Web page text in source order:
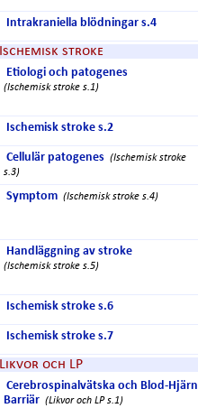
Intrakraniella blödningar s.4
Ischemisk stroke
Etiologi och patogenes
(Ischemisk stroke s.1)
Ischemisk stroke s.2
Cellulär patogenes (Ischemisk stroke
s.3)
Symptom (Ischemisk stroke s.4)
Handläggning av stroke
(Ischemisk stroke s.5)
Ischemisk stroke s.6
Ischemisk stroke s.7
Likvor och LP
Cerebrospinalvätska och Blod-Hjärn
Barriär (Likvor och LP s.1)